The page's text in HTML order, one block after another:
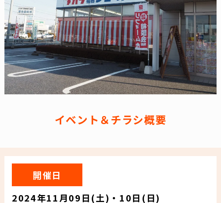
イベント＆チラシ概要
開催日
2024年11月09日(土)・10日(日)